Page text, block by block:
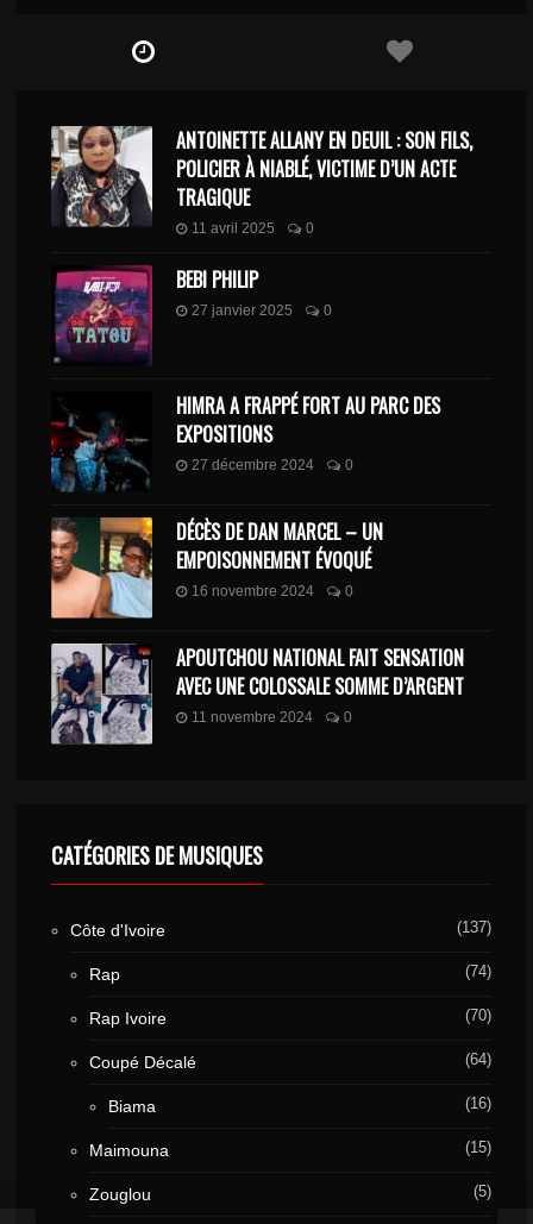
ANTOINETTE ALLANY EN DEUIL : SON FILS,
POLICIER À NIABLÉ, VICTIME D’UN ACTE
TRAGIQUE
11 avril 2025 0
BEBI PHILIP
27 janvier 2025 0
HIMRA A FRAPPÉ FORT AU PARC DES
EXPOSITIONS
27 décembre 2024 0
DÉCÈS DE DAN MARCEL – UN
EMPOISONNEMENT ÉVOQUÉ
16 novembre 2024 0
APOUTCHOU NATIONAL FAIT SENSATION
AVEC UNE COLOSSALE SOMME D’ARGENT
11 novembre 2024 0
CATÉGORIES DE MUSIQUES
Côte d'Ivoire (137)
Rap (74)
Rap Ivoire (70)
Coupé Décalé (64)
Biama (16)
Maimouna (15)
Zouglou (5)